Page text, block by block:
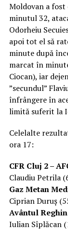
Moldovan a
minutul 32,
Odorheiu
apoi tot el să
minute după
marcat în
Ciocan), iar
”secundul”
înfrângere în
limită suferit la
Celelalte
ora 17:
CFR Cluj 2 –
Claudiu Petrila
Gaz Metan
Ciprian Duruş
Avântul
Iulian Sîplăcan